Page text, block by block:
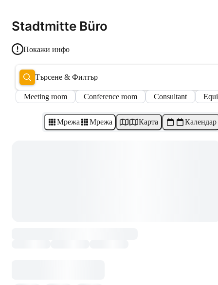
Stadtmitte Büro
Покажи инфо
Търсене & Филтър
Meeting room Conference room Consultant
Мрежа Мрежа Карта Календар